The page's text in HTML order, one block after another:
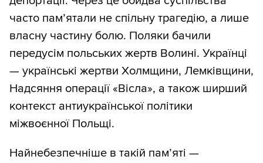
часто пам’ятали не спільну трагедію, а лише
власну частину болю. Поляки бачили
передусім польських жертв Волині. Українці
— українські жертви Холмщини, Лемківщини,
Надсяння операції «Вісла», а також ширший
контекст антиукраїнської політики
міжвоєнної Польщі.
Найнебезпечніше в такій пам’яті —